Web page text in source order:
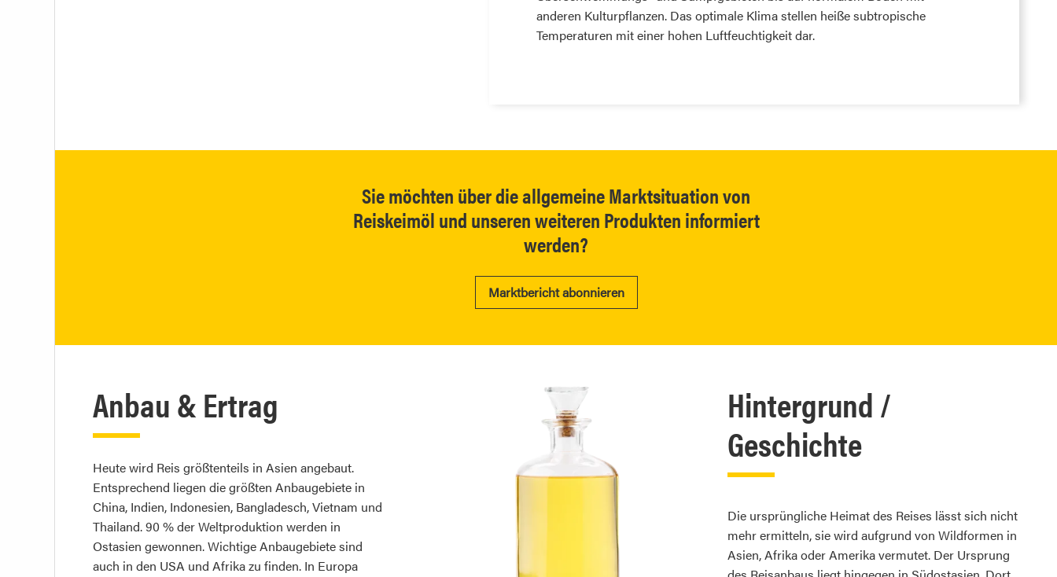
anderen Kulturpflanzen. Das optimale Klima stellen heiße subtropische
Temperaturen mit einer hohen Luftfeuchtigkeit dar.
Sie möchten über die allgemeine Marktsituation von
Reiskeimöl und unseren weiteren Produkten informiert
werden?
Marktbericht abonnieren
Anbau & Ertrag
Heute wird Reis größtenteils in Asien angebaut.
Entsprechend liegen die größten Anbaugebiete in
China, Indien, Indonesien, Bangladesch, Vietnam und
Thailand. 90 % der Weltproduktion werden in
Ostasien gewonnen. Wichtige Anbaugebiete sind
auch in den USA und Afrika zu finden. In Europa
Hintergrund /
Geschichte
Die ursprüngliche Heimat des Reises lässt sich nicht
mehr ermitteln, sie wird aufgrund von Wildformen in
Asien, Afrika oder Amerika vermutet. Der Ursprung